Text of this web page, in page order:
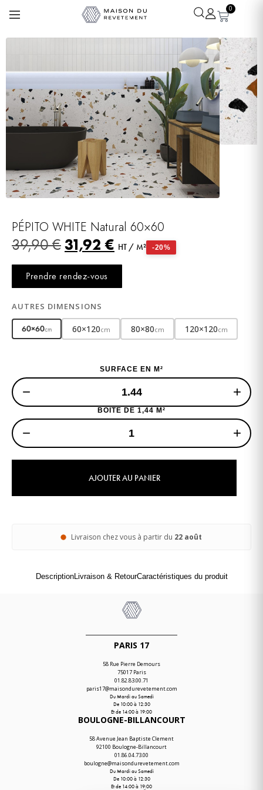
0
PÉPITO WHITE Natural 60×60
39,90€31,92€ HT / M² -20%
Prendre rendez-vous
AUTRES DIMENSIONS
60×60cm 60×120cm 80×80cm 120×120cm
SURFACE EN M²
− +
BOITE DE 1,44 M²
− +
AJOUTER AU PANIER
Livraison chez vous à partir du 22 août
DescriptionLivraison & RetourCaractéristiques du produit
PARIS 17
58 Rue Pierre Demours
75017 Paris
01.82.83.00.71
paris17@maisondurevetement.com
Du Mardi au Samedi
De 10:00 à 12:30
Et de 14:00 à 19:00
BOULOGNE-BILLANCOURT
58 Avenue Jean Baptiste Clement
92100 Boulogne-Billancourt
01.86.04.73.00
boulogne@maisondurevetement.com
Du Mardi au Samedi
De 10:00 à 12:30
Et de 14:00 à 19:00
Léa
En ligne · Experte revêtements